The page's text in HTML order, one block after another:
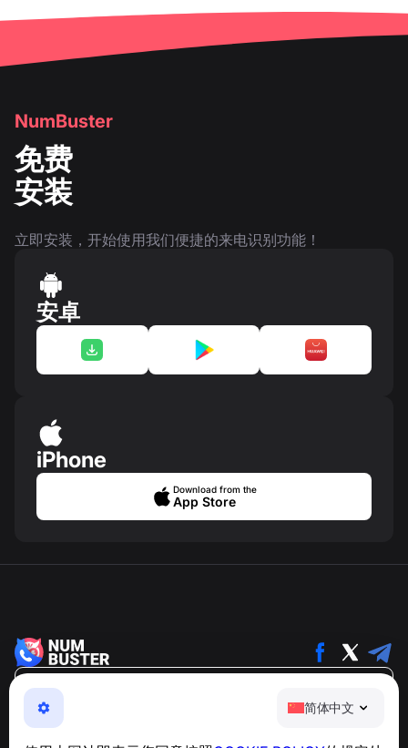
简体中文
NumBuster
免费
安装
立即安装，开始使用我们便捷的来电识别功能！
安卓
iPhone
Download from the
App Store
NumBuster © 2013—2026 ·
support@numbuster.com